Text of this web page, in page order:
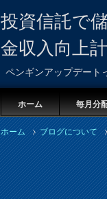
投資信託で
金収入向上
ペンギンアップデート
ホーム 毎月分
ホーム ブログについて